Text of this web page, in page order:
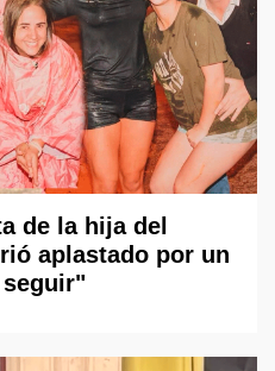
de la hija del
aplastado por un